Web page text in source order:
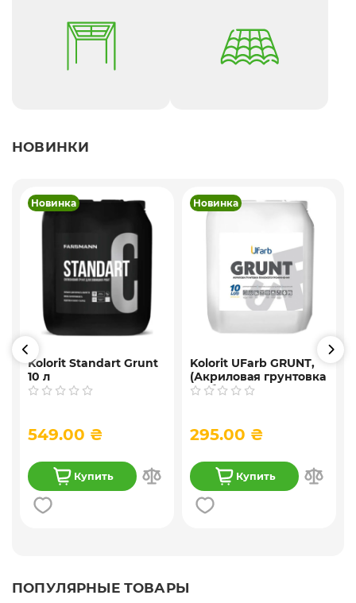
НОВИНКИ
Новинка
Kolorit Standart Grunt
10 л
549.00 ₴
Купить
Новинка
Kolorit UFarb GRUNТ,
(Акриловая грунтовка
глубокого
295.00 ₴
Купить
ПОПУЛЯРНЫЕ ТОВАРЫ